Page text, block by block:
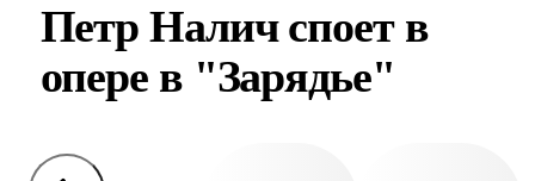
Петр Налич споет в
опере в "Зарядье"